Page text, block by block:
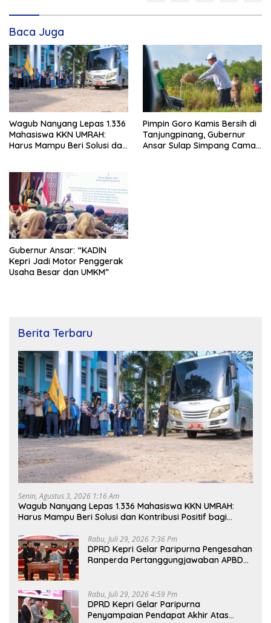
Baca Juga
Wagub Nanyang Lepas 1.336
Mahasiswa KKN UMRAH:
Harus Mampu Beri Solusi dan
Pimpin Goro Kamis Bersih di
Tanjungpinang, Gubernur
Ansar Sulap Simpang Camat
Gubernur Ansar: “KADIN
Kepri Jadi Motor Penggerak
Usaha Besar dan UMKM”
Berita Terbaru
Senin, Agustus 3, 2026 1:16 Am
Wagub Nanyang Lepas 1.336 Mahasiswa KKN UMRAH:
Harus Mampu Beri Solusi dan Kontribusi Positif bagi
Rabu, Juli 29, 2026 7:36 Pm
DPRD Kepri Gelar Paripurna Pengesahan
Ranperda Pertanggungjawaban APBD
Rabu, Juli 29, 2026 4:59 Pm
DPRD Kepri Gelar Paripurna
Penyampaian Pendapat Akhir Atas